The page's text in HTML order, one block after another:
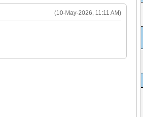
(10-May-2026, 11:11 AM)